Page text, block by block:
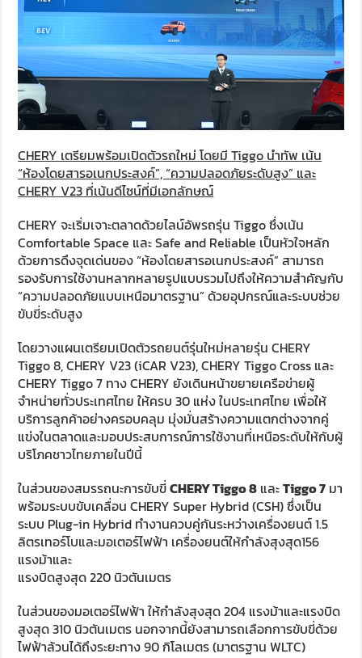
CHERY เตรียมพร้อมเปิดตัวรถใหม่ โดยมี Tiggo นำทัพ เน้น
“ห้องโดยสารอเนกประสงค์”, “ความปลอดภัยระดับสูง” และ
CHERY V23 ที่เน้นดีไซน์ที่มีเอกลักษณ์
CHERY จะเริ่มเจาะตลาดด้วยไลน์อัพรถรุ่น Tiggo ซึ่งเน้น
Comfortable Space และ Safe and Reliable เป็นหัวใจหลัก
ด้วยการดึงจุดเด่นของ “ห้องโดยสารอเนกประสงค์” สามารถ
รองรับการใช้งานหลากหลายรูปแบบรวมไปถึงให้ความสำคัญกับ
“ความปลอดภัยแบบเหนือมาตรฐาน” ด้วยอุปกรณ์และระบบช่วย
ขับขี่ระดับสูง
โดยวางแผนเตรียมเปิดตัวรถยนต์รุ่นใหม่หลายรุ่น CHERY
Tiggo 8, CHERY V23 (iCAR V23), CHERY Tiggo Cross และ
CHERY Tiggo 7 ทาง CHERY ยังเดินหน้าขยายเครือข่ายผู้
จำหน่ายทั่วประเทศไทย ให้ครบ 30 แห่ง ในประเทศไทย เพื่อให้
บริการลูกค้าอย่างครอบคลุม มุ่งมั่นสร้างความแตกต่างจากคู่
แข่งในตลาดและมอบประสบการณ์การใช้งานที่เหนือระดับให้กับผู้
บริโภคชาวไทยภายในปีนี้
ในส่วนของสมรรถนะการขับขี่CHERY Tiggo 8 และTiggo 7 มา
พร้อมระบบขับเคลื่อน CHERY Super Hybrid (CSH) ซึ่งเป็น
ระบบ Plug-in Hybrid ทำงานควบคู่กันระหว่างเครื่องยนต์ 1.5
ลิตรเทอร์โบและมอเตอร์ไฟฟ้า เครื่องยนต์ให้กำลังสุงสุด156
แรงม้าและ
แรงบิดสูงสุด 220 นิวตันเมตร
ในส่วนของมอเตอร์ไฟฟ้า ให้กำลังสุงสุด 204 แรงม้าและแรงบิด
สูงสุด 310 นิวตันเมตร นอกจากนี้ยังสามารถเลือกการขับขี่ด้วย
ไฟฟ้าล้วนได้ถึงระยะทาง 90 กิโลเมตร (มาตรฐาน WLTC)